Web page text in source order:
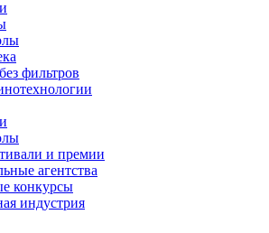
фильтров
и премии
агентства
конкурсы
индустрия